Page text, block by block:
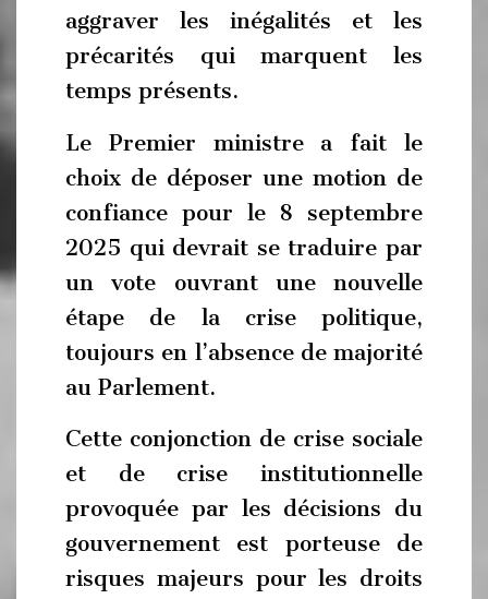
aggraver les inégalités et les
précarités qui marquent les
temps présents.
Le Premier ministre a fait le
choix de déposer une motion de
confiance pour le 8 septembre
2025 qui devrait se traduire par
un vote ouvrant une nouvelle
étape de la crise politique,
toujours en l’absence de majorité
au Parlement.
Cette conjonction de crise sociale
et de crise institutionnelle
provoquée par les décisions du
gouvernement est porteuse de
risques majeurs pour les droits